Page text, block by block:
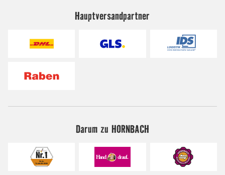
Hauptversandpartner
Darum zu HORNBACH